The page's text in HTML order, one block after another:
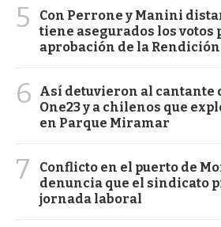
5
Con Perrone y Manini
tiene asegurados los votos
aprobación de la Rendición
6
Así detuvieron al cantante
One23 y a chilenos que
en Parque Miramar
7
Conflicto en el puerto de
denuncia que el sindicato
jornada laboral